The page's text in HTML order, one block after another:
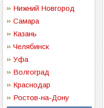
Нижний Новгород
Самара
Казань
Челябинск
Уфа
Волгоград
Краснодар
Ростов-на-Дону